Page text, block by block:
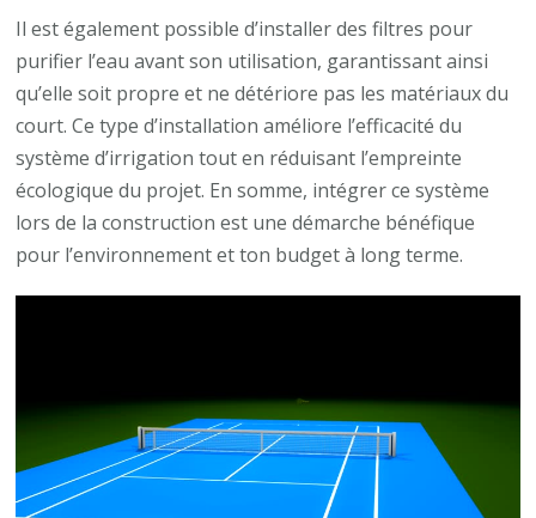
Il est également possible d’installer des filtres pour
purifier l’eau avant son utilisation, garantissant ainsi
qu’elle soit propre et ne détériore pas les matériaux du
court. Ce type d’installation améliore l’efficacité du
système d’irrigation tout en réduisant l’empreinte
écologique du projet. En somme, intégrer ce système
lors de la construction est une démarche bénéfique
pour l’environnement et ton budget à long terme.